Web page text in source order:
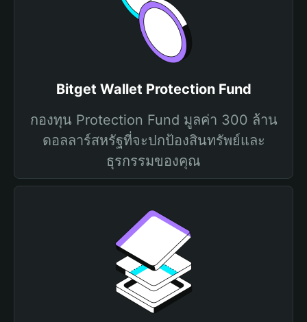
Bitget Wallet Protection Fund
กองทุน Protection Fund มูลค่า 300 ล้าน
ดอลลาร์สหรัฐที่จะปกป้องสินทรัพย์และ
ธุรกรรมของคุณ